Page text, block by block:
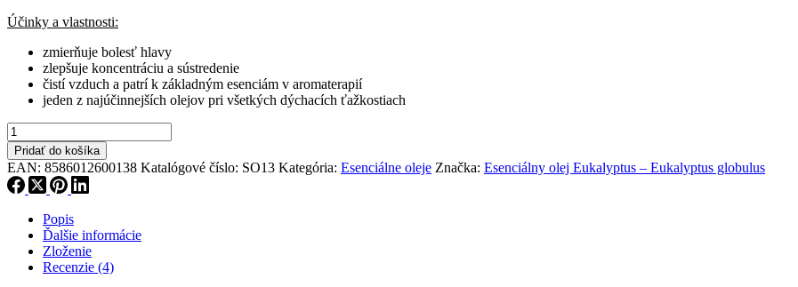
Účinky a vlastnosti:
zmierňuje bolesť hlavy
zlepšuje koncentráciu a sústredenie
čistí vzduch a patrí k základným esenciám v aromaterapií
jeden z najúčinnejších olejov pri všetkých dýchacích ťažkostiach
množstvo
Eukalyptus
-
Eukalyptus
globulus
Pridať do košíka
EAN: 8586012600138 Katalógové číslo: SO13 Kategória: Esenciálne oleje Značka: Esenciálny olej Eukalyptus – Eukalyptus globulus
Popis
Ďalšie informácie
Zloženie
Recenzie (4)